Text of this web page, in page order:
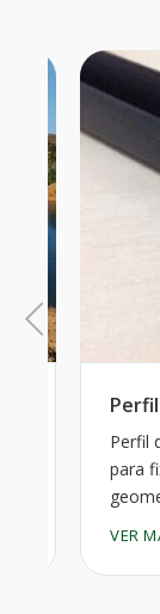
Previous
Perfil
Perfil
para
VER